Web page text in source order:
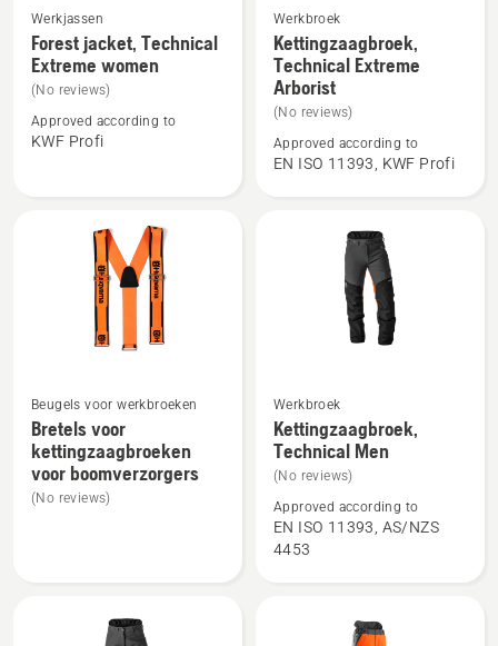
Bekijk
meer
details
over
Forest
Werkjassen
Forest jacket, Technical
Extreme women
(No reviews)
Approved according to
KWF Profi
Bekijk
meer
details
over
Technical
Werkbroek
Kettingzaagbroek,
Technical Extreme
Arborist
(No reviews)
Approved according to
EN ISO 11393, KWF Profi
Bekijk
meer
details
over
boomverzorgers
Beugels voor werkbroeken
Bretels voor
kettingzaagbroeken
voor boomverzorgers
(No reviews)
Bekijk
meer
details
over
Kettingzaagbroek,
Technical
Werkbroek
Kettingzaagbroek,
Technical Men
(No reviews)
Approved according to
EN ISO 11393, AS/NZS
4453